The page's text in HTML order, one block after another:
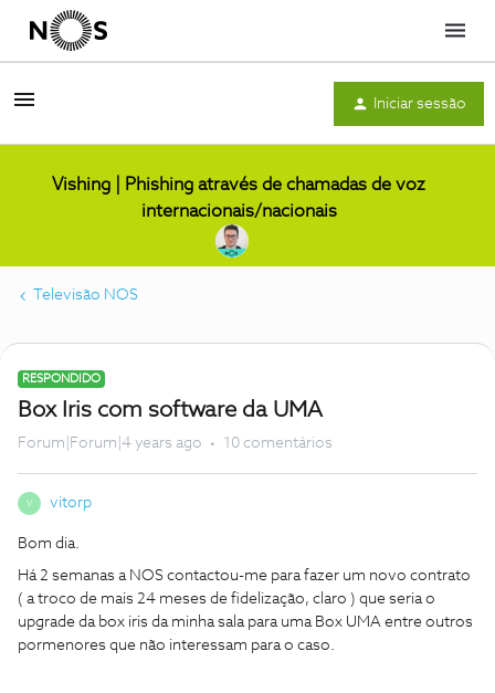
Menu
Iniciar sessão
Vishing | Phishing através de chamadas de voz
internacionais/nacionais
Televisão NOS
RESPONDIDO
Box Iris com software da UMA
Forum|Forum|4 years ago 10 comentários
V vitorp
Bom dia.
Há 2 semanas a NOS contactou-me para fazer um novo contrato
( a troco de mais 24 meses de fidelização, claro ) que seria o
upgrade da box iris da minha sala para uma Box UMA entre outros
pormenores que não interessam para o caso.